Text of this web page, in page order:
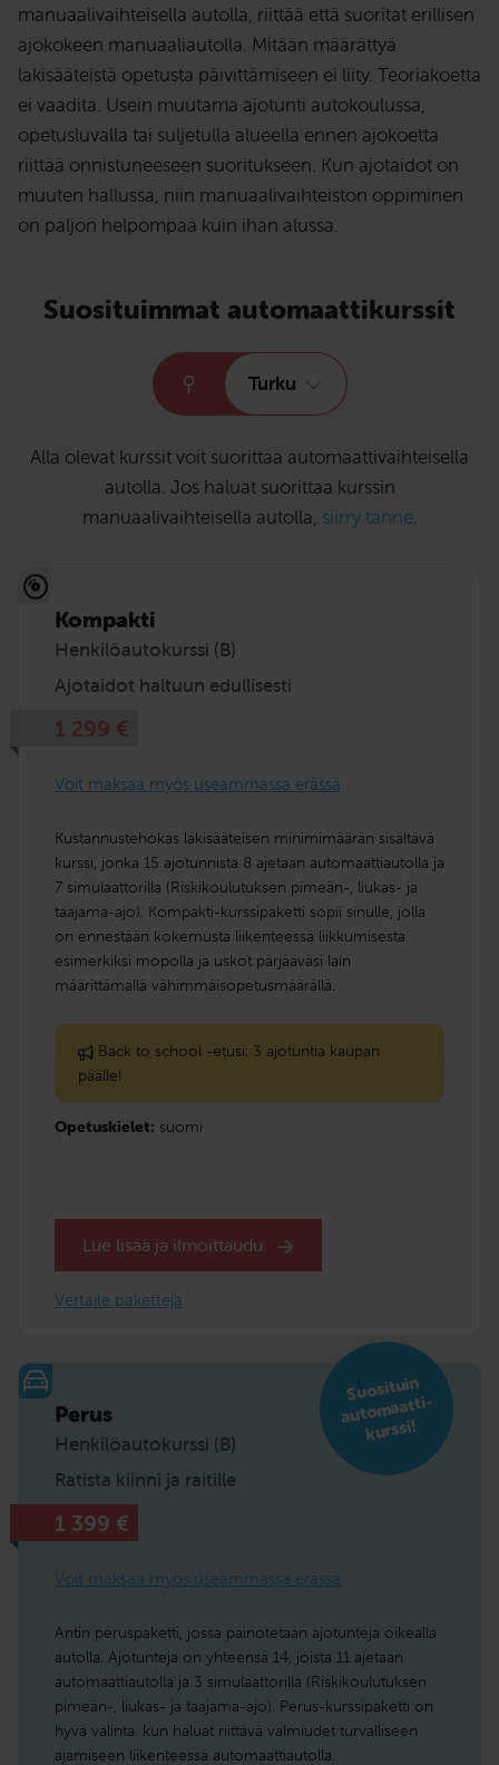
manuaalivaihteisella autolla, riittää että suoritat erillisen
ajokokeen manuaaliautolla. Mitään määrättyä
lakisääteistä opetusta päivittämiseen ei liity. Teoriakoetta
ei vaadita. Usein muutama ajotunti autokoulussa,
opetusluvalla tai suljetulla alueella ennen ajokoetta
riittää onnistuneeseen suoritukseen. Kun ajotaidot on
muuten hallussa, niin manuaalivaihteiston oppiminen
on paljon helpompaa kuin ihan alussa.
Suosituimmat automaattikurssit
Turku
Alla olevat kurssit voit suorittaa automaattivaihteisella
autolla. Jos haluat suorittaa kurssin
manuaalivaihteisella autolla, siirry tänne.
Kompakti
Henkilöautokurssi (B)
Ajotaidot haltuun edullisesti
1 299 €
Voit maksaa myös useammassa erässä
Kustannustehokas lakisääteisen minimimäärän sisältävä
kurssi, jonka 15 ajotunnista 8 ajetaan automaattiautolla ja
7 simulaattorilla (Riskikoulutuksen pimeän-, liukas- ja
taajama-ajo). Kompakti-kurssipaketti sopii sinulle, jolla
on ennestään kokemusta liikenteessä liikkumisesta
esimerkiksi mopolla ja uskot pärjääväsi lain
määrittämällä vähimmäisopetusmäärällä.
Back to school -etusi: 3 ajotuntia kaupan
päälle!
Opetuskielet: suomi
Lue lisää ja ilmoittaudu
Vertaile paketteja
Perus
Henkilöautokurssi (B)
Suosituin
auto
maatti­
kurssi!
Ratista kiinni ja raitille
1 399 €
Voit maksaa myös useammassa erässä
Antin peruspaketti, jossa painotetaan ajotunteja oikealla
autolla. Ajotunteja on yhteensä 14, joista 11 ajetaan
automaattiautolla ja 3 simulaattorilla (Riskikoulutuksen
pimeän-, liukas- ja taajama-ajo). Perus-kurssipaketti on
hyvä valinta. kun haluat riittävä valmiudet turvalliseen
ajamiseen liikenteessä automaattiautolla.